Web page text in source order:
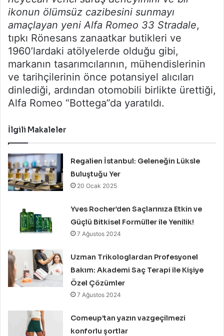
ikonun ölümsüz cazibesini sunmayı
amaçlayan yeni Alfa Romeo 33 Stradale,
tıpkı Rönesans zanaatkar butikleri ve
1960’lardaki atölyelerde olduğu gibi,
markanın tasarımcılarının, mühendislerinin
ve tarihçilerinin önce potansiyel alıcıları
dinlediği, ardından otomobili birlikte ürettiği,
Alfa Romeo “Bottega”da yaratıldı.
İlgili Makaleler
Regalien İstanbul: Geleneğin Lüksle
Buluştuğu Yer
20 Ocak 2025
Yves Rocher’den Saçlarınıza Etkin ve
Güçlü Bitkisel Formüller ile Yenilik!
7 Ağustos 2024
Uzman Trikologlardan Profesyonel
Bakım: Akademi Saç Terapi ile Kişiye
Özel Çözümler
7 Ağustos 2024
Comeup’tan yazın vazgeçilmezi
konforlu şortlar